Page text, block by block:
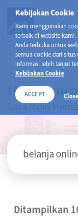
Kebijakan Cookie
Kami menggunakan
terbaik di website
Anda terbuka untuk
semua cookie dari
informasi lebih lanjut
Kebijakan Cookie
ACCEPT
Hasil
Saya Ingin
Ditampilkan